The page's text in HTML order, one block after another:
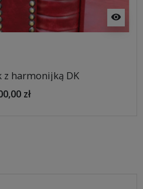
visibility
z harmonijką DK
zł